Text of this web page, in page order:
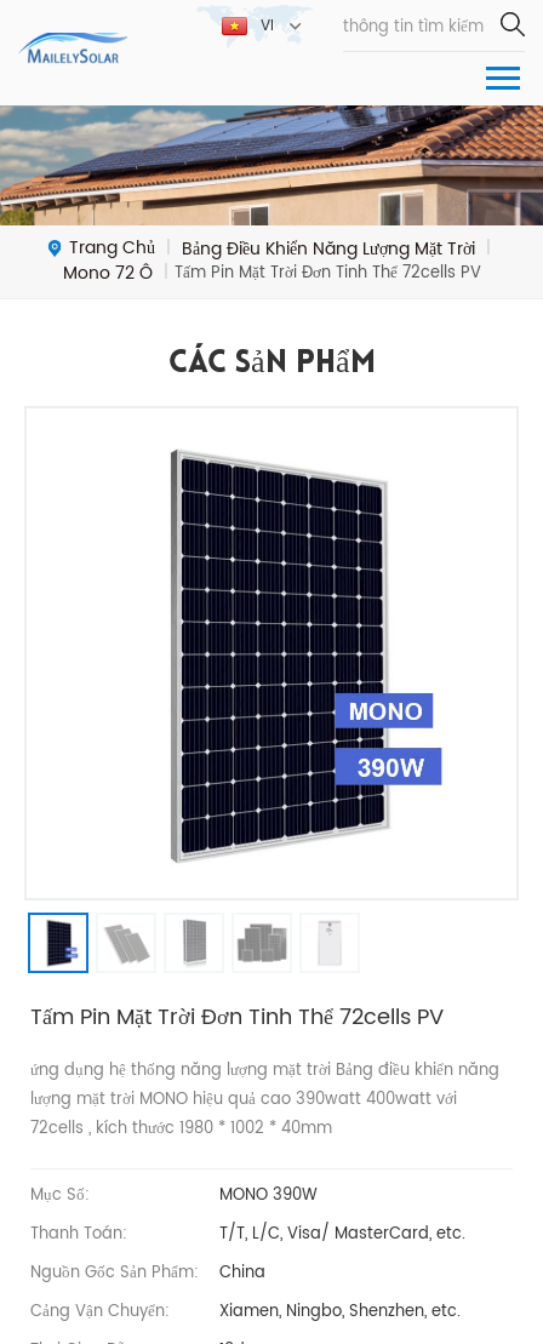
VI
Trang Chủ | Bảng Điều Khiển Năng Lượng Mặt Trời |
Mono 72 Ô | Tấm Pin Mặt Trời Đơn Tinh Thể 72cells PV
Các Sản Phẩm
Tấm Pin Mặt Trời Đơn Tinh Thể 72cells PV
ứng dụng hệ thống năng lượng mặt trời Bảng điều khiển năng
lượng mặt trời MONO hiệu quả cao 390watt 400watt với
72cells , kích thước 1980 * 1002 * 40mm
Mục Số:
MONO 390W
Thanh Toán:
T/T, L/C, Visa/ MasterCard, etc.
Nguồn Gốc Sản Phẩm:
China
Cảng Vận Chuyển:
Xiamen, Ningbo, Shenzhen, etc.